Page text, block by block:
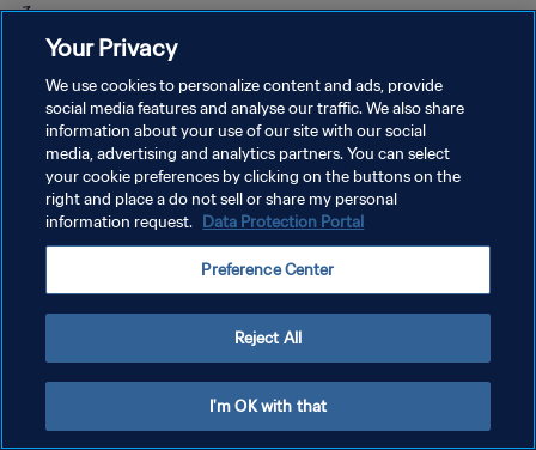
る。
プライバシーポリシー
サービス利用規約
クッキー設定の管理
Your Privacy
We use cookies to personalize content and ads, provide
social media features and analyse our traffic. We also share
information about your use of our site with our social
media, advertising and analytics partners. You can select
your cookie preferences by clicking on the buttons on the
right and place a do not sell or share my personal
information request. Data Protection Portal
Preference Center
Reject All
I'm OK with that